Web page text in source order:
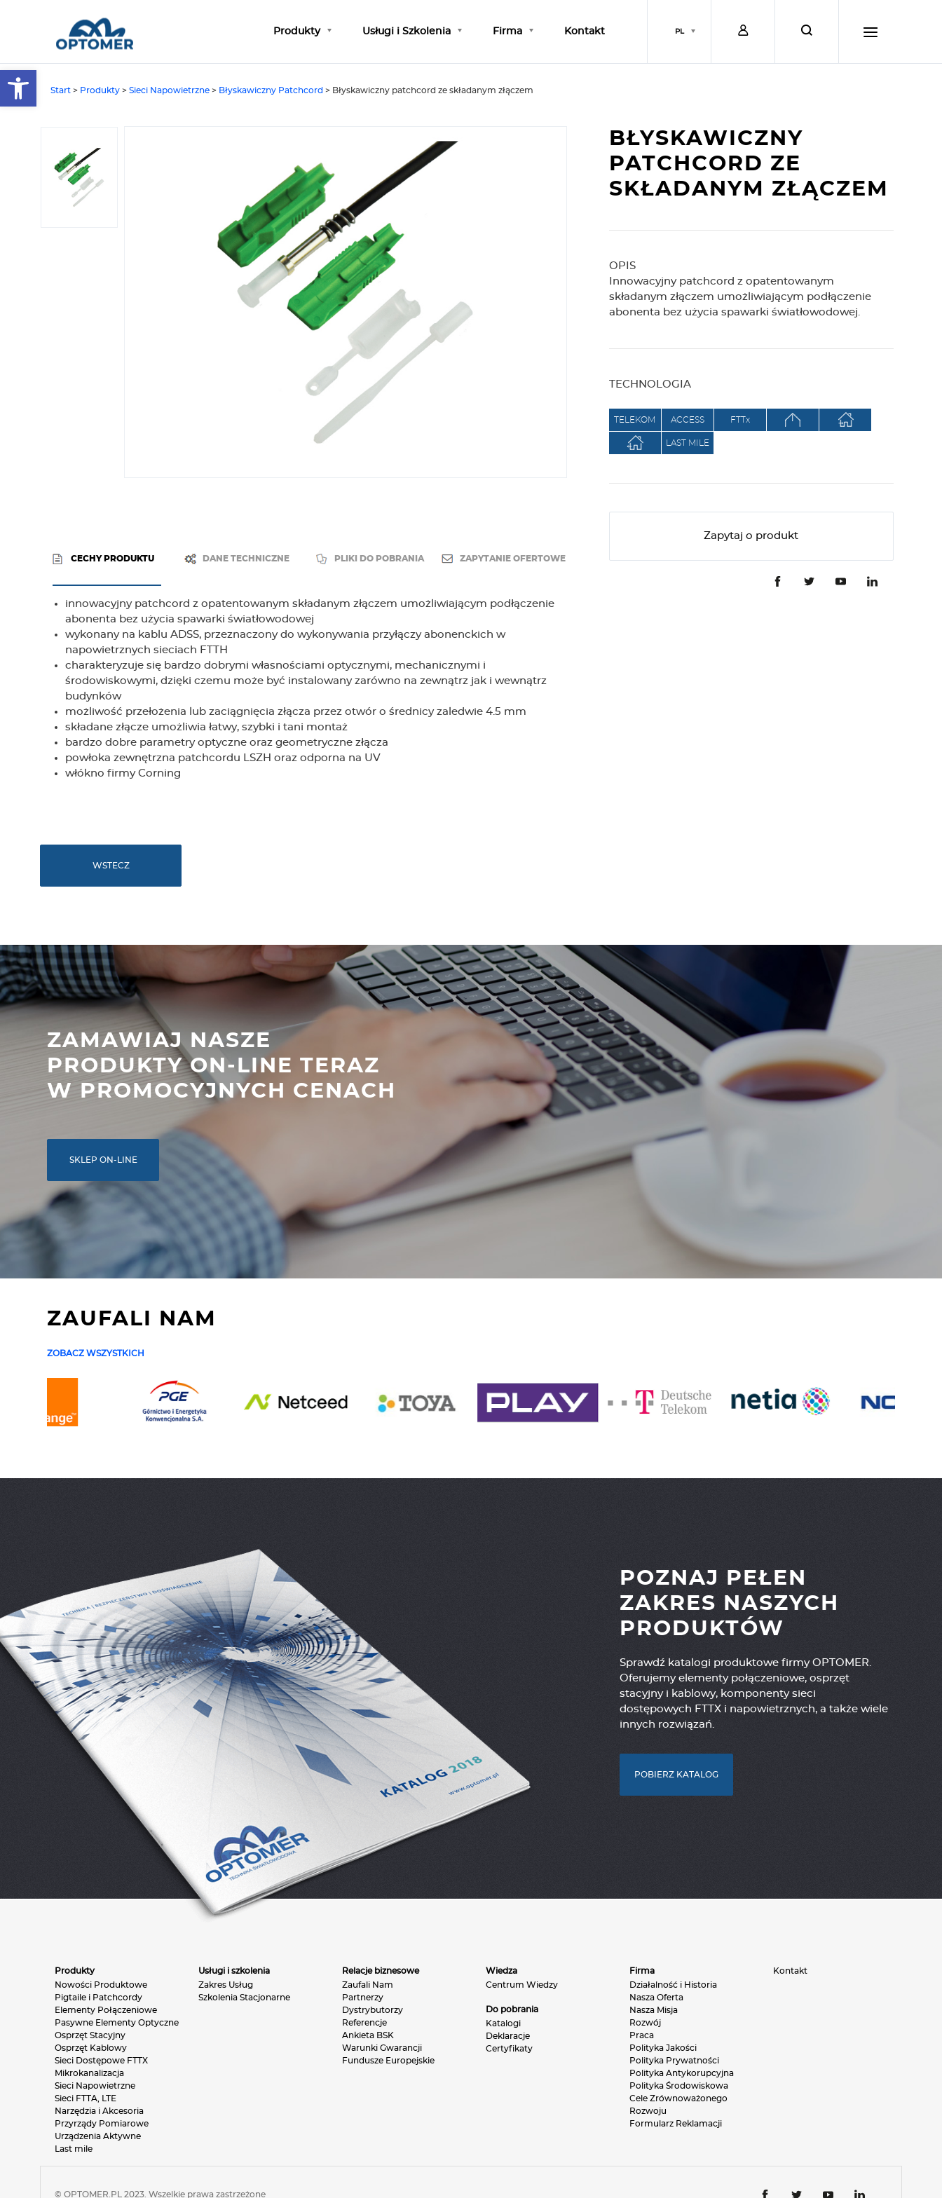
Open toolbar
Produkty Usługi i Szkolenia Firma Kontakt PL L
i
c
r
Start > Produkty > Sieci Napowietrzne > Błyskawiczny Patchcord > Błyskawiczny patchcord ze składanym złączem
CECHY PRODUKTU DANE TECHNICZNE PLIKI DO POBRANIA ZAPYTANIE OFERTOWE
innowacyjny patchcord z opatentowanym składanym złączem umożliwiającym podłączenie
abonenta bez użycia spawarki światłowodowej
wykonany na kablu ADSS, przeznaczony do wykonywania przyłączy abonenckich w
napowietrznych sieciach FTTH
charakteryzuje się bardzo dobrymi własnościami optycznymi, mechanicznymi i
środowiskowymi, dzięki czemu może być instalowany zarówno na zewnątrz jak i wewnątrz
budynków
możliwość przełożenia lub zaciągnięcia złącza przez otwór o średnicy zaledwie 4.5 mm
składane złącze umożliwia łatwy, szybki i tani montaż
bardzo dobre parametry optyczne oraz geometryczne złącza
powłoka zewnętrzna patchcordu LSZH oraz odporna na UV
włókno firmy Corning
WSTECZ
BŁYSKAWICZNY
PATCHCORD ZE
SKŁADANYM ZŁĄCZEM
OPIS
Innowacyjny patchcord z opatentowanym
składanym złączem umożliwiającym podłączenie
abonenta bez użycia spawarki światłowodowej.
TECHNOLOGIA
TELEKOM ACCESS FTTx
LAST MILE
Zapytaj o produkt
ZAMAWIAJ NASZE
PRODUKTY ON-LINE TERAZ
W PROMOCYJNYCH CENACH
SKLEP ON-LINE
ZAUFALI NAM
ZOBACZ WSZYSTKICH
POZNAJ PEŁEN
ZAKRES NASZYCH
PRODUKTÓW
Sprawdź katalogi produktowe firmy OPTOMER.
Oferujemy elementy połączeniowe, osprzęt
stacyjny i kablowy, komponenty sieci
dostępowych FTTX i napowietrznych, a także wiele
innych rozwiązań.
POBIERZ KATALOG
Produkty
Nowości Produktowe
Pigtaile i Patchcordy
Elementy Połączeniowe
Pasywne Elementy Optyczne
Osprzęt Stacyjny
Osprzęt Kablowy
Sieci Dostępowe FTTX
Mikrokanalizacja
Sieci Napowietrzne
Sieci FTTA, LTE
Narzędzia i Akcesoria
Przyrządy Pomiarowe
Urządzenia Aktywne
Last mile
Usługi i szkolenia
Zakres Usług
Szkolenia Stacjonarne
Relacje biznesowe
Zaufali Nam
Partnerzy
Dystrybutorzy
Referencje
Ankieta BSK
Warunki Gwarancji
Fundusze Europejskie
Wiedza
Centrum Wiedzy
Do pobrania
Katalogi
Deklaracje
Certyfikaty
Firma
Działalność i Historia
Nasza Oferta
Nasza Misja
Rozwój
Praca
Polityka Jakości
Polityka Prywatności
Polityka Antykorupcyjna
Polityka Środowiskowa
Cele Zrównoważonego
Rozwoju
Formularz Reklamacji
Kontakt
© OPTOMER.PL 2023. Wszelkie prawa zastrzeżone